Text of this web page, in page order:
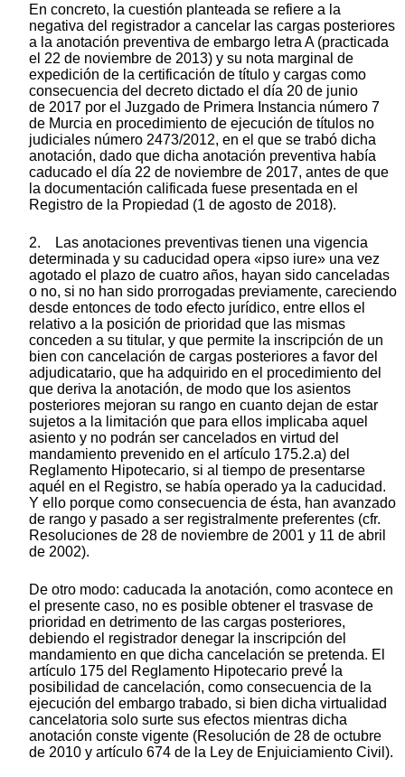
En concreto, la cuestión planteada se refiere a la
negativa del registrador a cancelar las cargas posteriores
a la anotación preventiva de embargo letra A (practicada
el 22 de noviembre de 2013) y su nota marginal de
expedición de la certificación de título y cargas como
consecuencia del decreto dictado el día 20 de junio
de 2017 por el Juzgado de Primera Instancia número 7
de Murcia en procedimiento de ejecución de títulos no
judiciales número 2473/2012, en el que se trabó dicha
anotación, dado que dicha anotación preventiva había
caducado el día 22 de noviembre de 2017, antes de que
la documentación calificada fuese presentada en el
Registro de la Propiedad (1 de agosto de 2018).
2. Las anotaciones preventivas tienen una vigencia
determinada y su caducidad opera «ipso iure» una vez
agotado el plazo de cuatro años, hayan sido canceladas
o no, si no han sido prorrogadas previamente, careciendo
desde entonces de todo efecto jurídico, entre ellos el
relativo a la posición de prioridad que las mismas
conceden a su titular, y que permite la inscripción de un
bien con cancelación de cargas posteriores a favor del
adjudicatario, que ha adquirido en el procedimiento del
que deriva la anotación, de modo que los asientos
posteriores mejoran su rango en cuanto dejan de estar
sujetos a la limitación que para ellos implicaba aquel
asiento y no podrán ser cancelados en virtud del
mandamiento prevenido en el artículo 175.2.a) del
Reglamento Hipotecario, si al tiempo de presentarse
aquél en el Registro, se había operado ya la caducidad.
Y ello porque como consecuencia de ésta, han avanzado
de rango y pasado a ser registralmente preferentes (cfr.
Resoluciones de 28 de noviembre de 2001 y 11 de abril
de 2002).
De otro modo: caducada la anotación, como acontece en
el presente caso, no es posible obtener el trasvase de
prioridad en detrimento de las cargas posteriores,
debiendo el registrador denegar la inscripción del
mandamiento en que dicha cancelación se pretenda. El
artículo 175 del Reglamento Hipotecario prevé́ la
posibilidad de cancelación, como consecuencia de la
ejecución del embargo trabado, si bien dicha virtualidad
cancelatoria solo surte sus efectos mientras dicha
anotación conste vigente (Resolución de 28 de octubre
de 2010 y artículo 674 de la Ley de Enjuiciamiento Civil).